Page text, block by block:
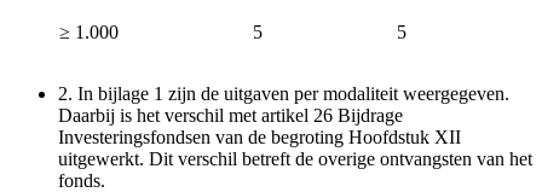
≥ 1.000 5 5
2. In bijlage 1 zijn de uitgaven per modaliteit weergegeven.
Daarbij is het verschil met artikel 26 Bijdrage
Investeringsfondsen van de begroting Hoofdstuk XII
uitgewerkt. Dit verschil betreft de overige ontvangsten van het
fonds.